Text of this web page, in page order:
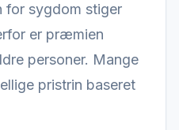
for sygdom stiger
er præmien
personer. Mange
pristrin baseret